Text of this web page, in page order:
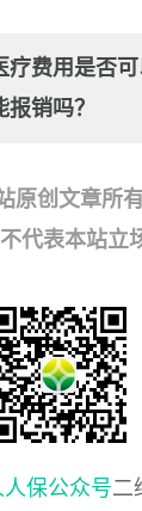
疗费用是否
销吗？
原创文章所
代表本站
人保公众号二